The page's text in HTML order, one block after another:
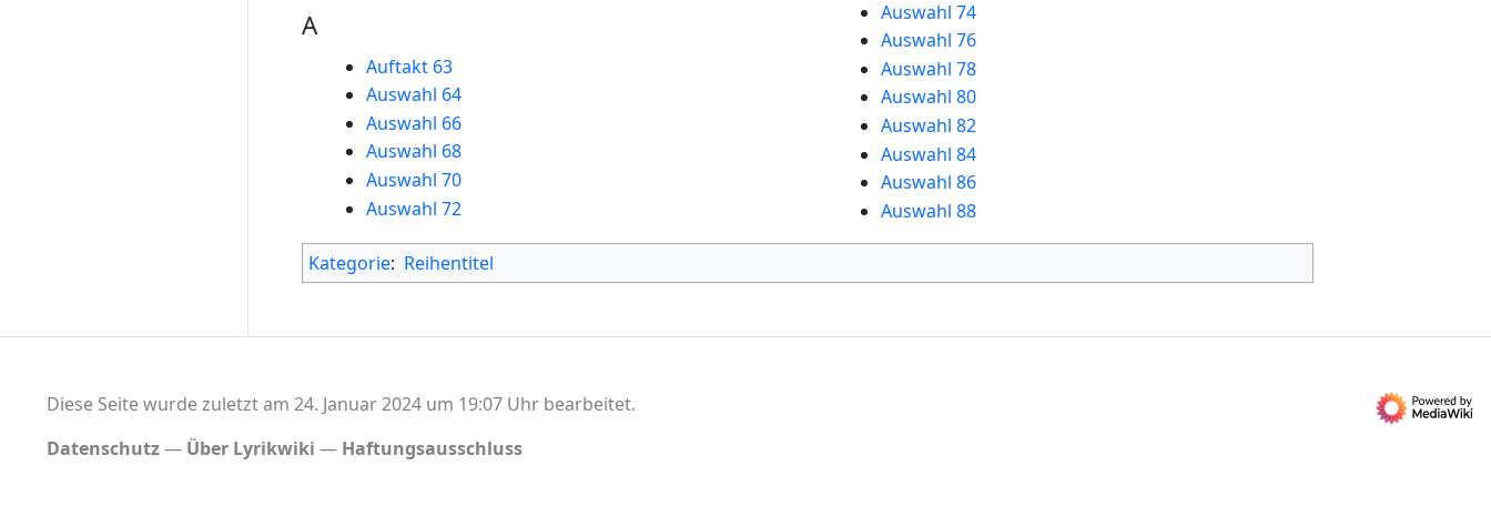
A
Auftakt 63
Auswahl 64
Auswahl 66
Auswahl 68
Auswahl 70
Auswahl 72
Auswahl 74
Auswahl 76
Auswahl 78
Auswahl 80
Auswahl 82
Auswahl 84
Auswahl 86
Auswahl 88
Kategorie: Reihentitel
Diese Seite wurde zuletzt am 24. Januar 2024 um 19:07 Uhr bearbeitet.
Datenschutz
Über Lyrikwiki Haftungsausschluss